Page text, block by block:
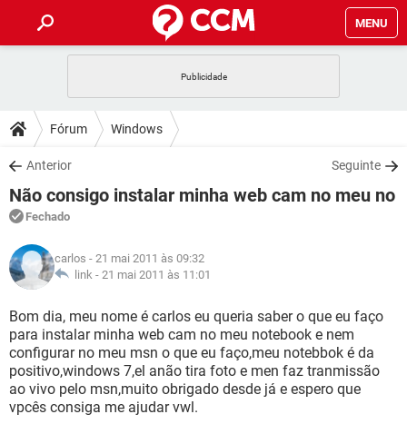
MENU
CELULAR
OUTLOOK
INSTAGRAM GMAIL
GUIA DE COMPRAS
DICAS
JOGOS
OUTLOOK
INSTAGRAM
GUIA DE COMPRAS
DOWNLOADS
JOGOS WHATSAPP
CELULAR
OUTLOOK
INSTAGRAM
GUIA DE COMPRAS
FÓRUM
JOGOS
CELULAR
INSTAGRAM GMAIL
GUIA DE COMPRAS
GLOSSÁRIO
JOGOS
CELULAR FACEBOOK
OUTLOOK EXCEL
INSTAGRAM GMAIL
GUIA DE COMPRAS
Fórum Windows
Anterior Seguinte
Não consigo instalar minha web cam no meu no
Fechado
carlos - 21 mai 2011 às 09:32
link - 21 mai 2011 às 11:01
Bom dia, meu nome é carlos eu queria saber o que eu faço
para instalar minha web cam no meu notebook e nem
configurar no meu msn o que eu faço,meu notebbok é da
positivo,windows 7,el anão tira foto e men faz tranmissão
ao vivo pelo msn,muito obrigado desde já e espero que
vpcês consiga me ajudar vwl.